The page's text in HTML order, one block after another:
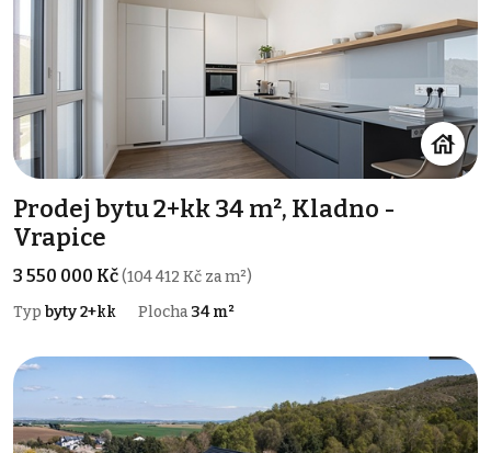
Prodej bytu 2+kk 34 m², Kladno -
Vrapice
3 550 000 Kč(104 412 Kč za m²)
Typ byty 2+kk Plocha 34 m²